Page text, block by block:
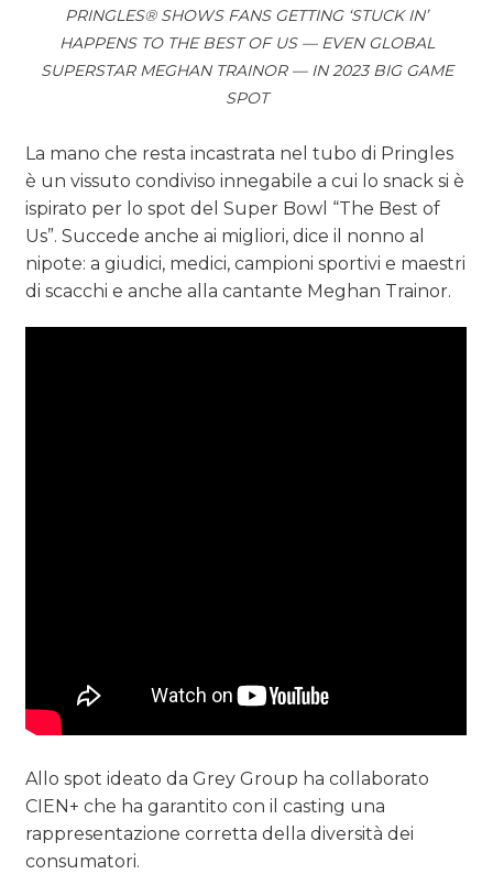
PRINGLES® SHOWS FANS GETTING ‘STUCK IN’
HAPPENS TO THE BEST OF US — EVEN GLOBAL
SUPERSTAR MEGHAN TRAINOR — IN 2023 BIG GAME
SPOT
La mano che resta incastrata nel tubo di Pringles
è un vissuto condiviso innegabile a cui lo snack si è
ispirato per lo spot del Super Bowl “The Best of
Us”. Succede anche ai migliori, dice il nonno al
nipote: a giudici, medici, campioni sportivi e maestri
di scacchi e anche alla cantante Meghan Trainor.
Allo spot ideato da Grey Group ha collaborato
CIEN+ che ha garantito con il casting una
rappresentazione corretta della diversità dei
consumatori.